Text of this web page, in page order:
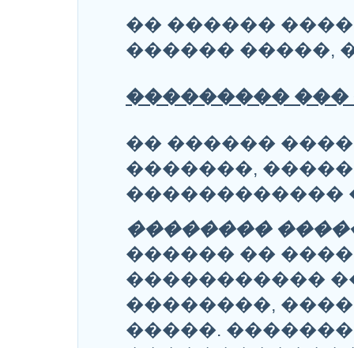
�� ������
������ �����,
��������� ���
�� ������
�������,
������������
��������
������ ��
�����������
��������,
�����.